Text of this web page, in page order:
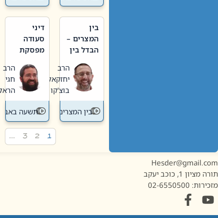
בין
המצרים –
הבדל בין
חדשה
לישנה
הרב
יחזקאל
בוצ'קו
בין המצרים
דיני
סעודה
מפסקת
תשעה
באב
הרב
חגי
הראל
תשעה באב
1, כוכב יעקב
02-6550500